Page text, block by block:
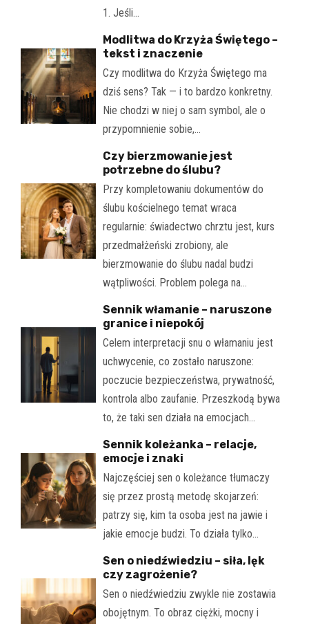
1. Jeśli…
Modlitwa do Krzyża Świętego –
tekst i znaczenie
Czy modlitwa do Krzyża Świętego ma
dziś sens? Tak — i to bardzo konkretny.
Nie chodzi w niej o sam symbol, ale o
przypomnienie sobie,…
Czy bierzmowanie jest
potrzebne do ślubu?
Przy kompletowaniu dokumentów do
ślubu kościelnego temat wraca
regularnie: świadectwo chrztu jest, kurs
przedmałżeński zrobiony, ale
bierzmowanie do ślubu nadal budzi
wątpliwości. Problem polega na…
Sennik włamanie – naruszone
granice i niepokój
Celem interpretacji snu o włamaniu jest
uchwycenie, co zostało naruszone:
poczucie bezpieczeństwa, prywatność,
kontrola albo zaufanie. Przeszkodą bywa
to, że taki sen działa na emocjach…
Sennik koleżanka – relacje,
emocje i znaki
Najczęściej sen o koleżance tłumaczy
się przez prostą metodę skojarzeń:
patrzy się, kim ta osoba jest na jawie i
jakie emocje budzi. To działa tylko…
Sen o niedźwiedziu – siła, lęk
czy zagrożenie?
Sen o niedźwiedziu zwykle nie zostawia
obojętnym. To obraz ciężki, mocny i